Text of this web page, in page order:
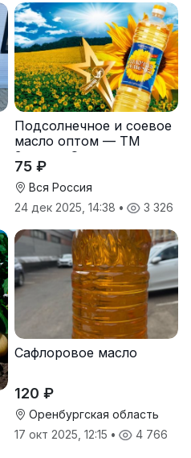
Подсолнечное и соевое
масло оптом — ТМ
Золотая Семечка
75 ₽
Вся Россия
24 дек 2025, 14:38 • 3 326
Сафлоровое масло
120 ₽
Оренбургская область
17 окт 2025, 12:15 • 4 766